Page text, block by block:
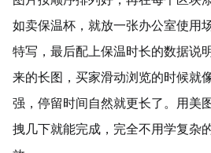
如卖保温杯，就放一张办公室使用
特写，最后配上保温时长的数据说
来的长图，买家滑动浏览的时候就
强，停留时间自然就更长了。用美
拽几下就能完成，完全不用学复杂